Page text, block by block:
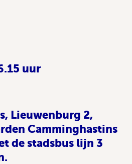
uur
Lieuwenburg 2,
Camminghastins
de stadsbus lijn 3